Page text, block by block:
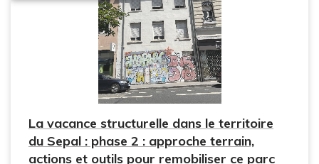
La vacance structurelle dans le territoire
du Sepal : phase 2 : approche terrain,
actions et outils pour remobiliser ce parc